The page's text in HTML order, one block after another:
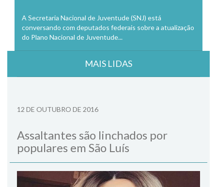
A Secretaria Nacional de Juventude (SNJ) está
conversando com deputados federais sobre a atualização
do Plano Nacional de Juventude...
MAIS LIDAS
12 DE OUTUBRO DE 2016
Assaltantes são linchados por
populares em São Luís